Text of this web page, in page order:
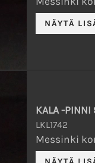
KALA -
LKL1742
Messinki